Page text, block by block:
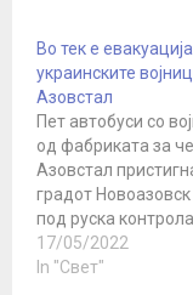
Во тек е
украинските
Азовстал
Пет автобуси со
од фабриката за
Азовстал
градот Новоазовск
под руска контрола
доцна во
264 украински
17/05/2022
In "Свет"